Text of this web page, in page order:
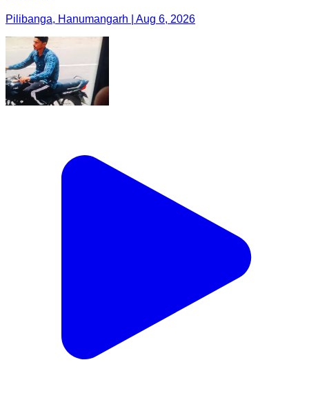
Pilibanga, Hanumangarh | Aug 6, 2026